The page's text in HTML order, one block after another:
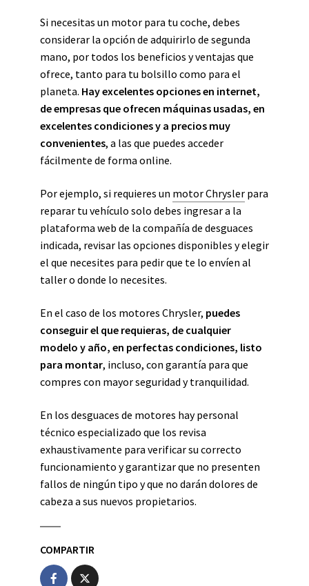
Si necesitas un motor para tu coche, debes
considerar la opción de adquirirlo de segunda
mano, por todos los beneficios y ventajas que
ofrece, tanto para tu bolsillo como para el
planeta. Hay excelentes opciones en internet,
de empresas que ofrecen máquinas usadas, en
excelentes condiciones y a precios muy
convenientes, a las que puedes acceder
fácilmente de forma online.
Por ejemplo, si requieres un motor Chrysler para
reparar tu vehículo solo debes ingresar a la
plataforma web de la compañía de desguaces
indicada, revisar las opciones disponibles y elegir
el que necesites para pedir que te lo envíen al
taller o donde lo necesites.
En el caso de los motores Chrysler, puedes
conseguir el que requieras, de cualquier
modelo y año, en perfectas condiciones, listo
para montar, incluso, con garantía para que
compres con mayor seguridad y tranquilidad.
En los desguaces de motores hay personal
técnico especializado que los revisa
exhaustivamente para verificar su correcto
funcionamiento y garantizar que no presenten
fallos de ningún tipo y que no darán dolores de
cabeza a sus nuevos propietarios.
COMPARTIR